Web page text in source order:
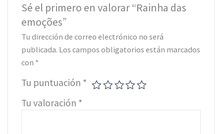
Sé el primero en valorar “Rainha das
emoções”
Tu dirección de correo electrónico no será
publicada. Los campos obligatorios están marcados
con *
Tu puntuación *
Tu valoración *